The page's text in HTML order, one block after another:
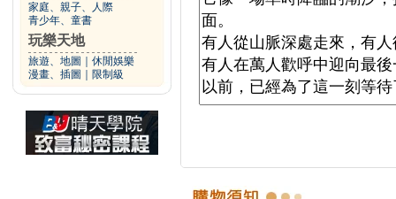
家庭、親子、人際
青少年、童書
玩樂天地
旅遊、地圖
休閒娛樂
漫畫、插圖
限制級